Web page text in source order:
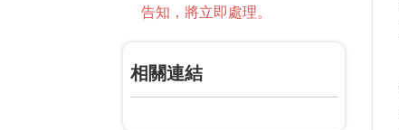
告知，將立即處理。
相關連結